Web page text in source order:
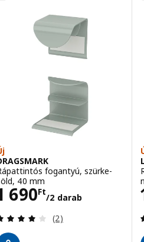
fogantyú, szürke-
40 mm
690Ft
/2 darab
1690Ft/2 darab
Vélemény: 4 kívül 5
(2)